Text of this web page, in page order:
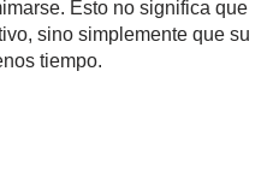
Esto no significa que
sino simplemente que su
tiempo.